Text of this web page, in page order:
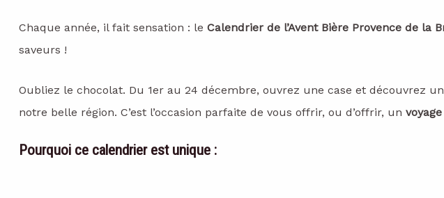
Chaque année, il fait sensation : le Calendrier de l’Avent Bière Provence de la
saveurs !
Oubliez le chocolat. Du 1er au 24 décembre, ouvrez une case et découvrez
notre belle région. C’est l’occasion parfaite de vous offrir, ou d’offrir, un
Pourquoi ce calendrier est unique :